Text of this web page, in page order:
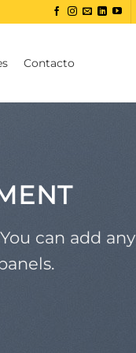
Contacto
can add any